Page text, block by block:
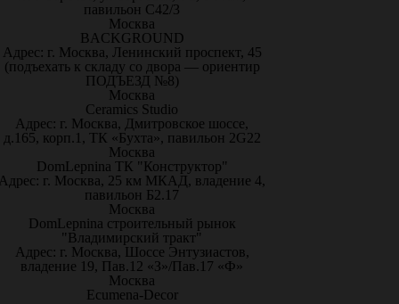
павильон С42/3
Москва
BACKGROUND
Адрес: г. Москва, Ленинский проспект, 45
(подъехать к складу со двора — ориентир
ПОДЪЕЗД №8)
Москва
Ceramics Studio
Адрес: г. Москва, Дмитровское шоссе,
д.165, корп.1, ТК «Бухта», павильон 2G22
Москва
DomLepnina ТК "Конструктор"
г. Москва, 25 км МКАД, владение 4,
павильон Б2.17
Москва
DomLepnina строительный рынок
"Владимирский тракт"
Адрес: г. Москва, Шоссе Энтузиастов,
владение 19, Пав.12 «З»/Пав.17 «Ф»
Москва
Ecumena-Decor